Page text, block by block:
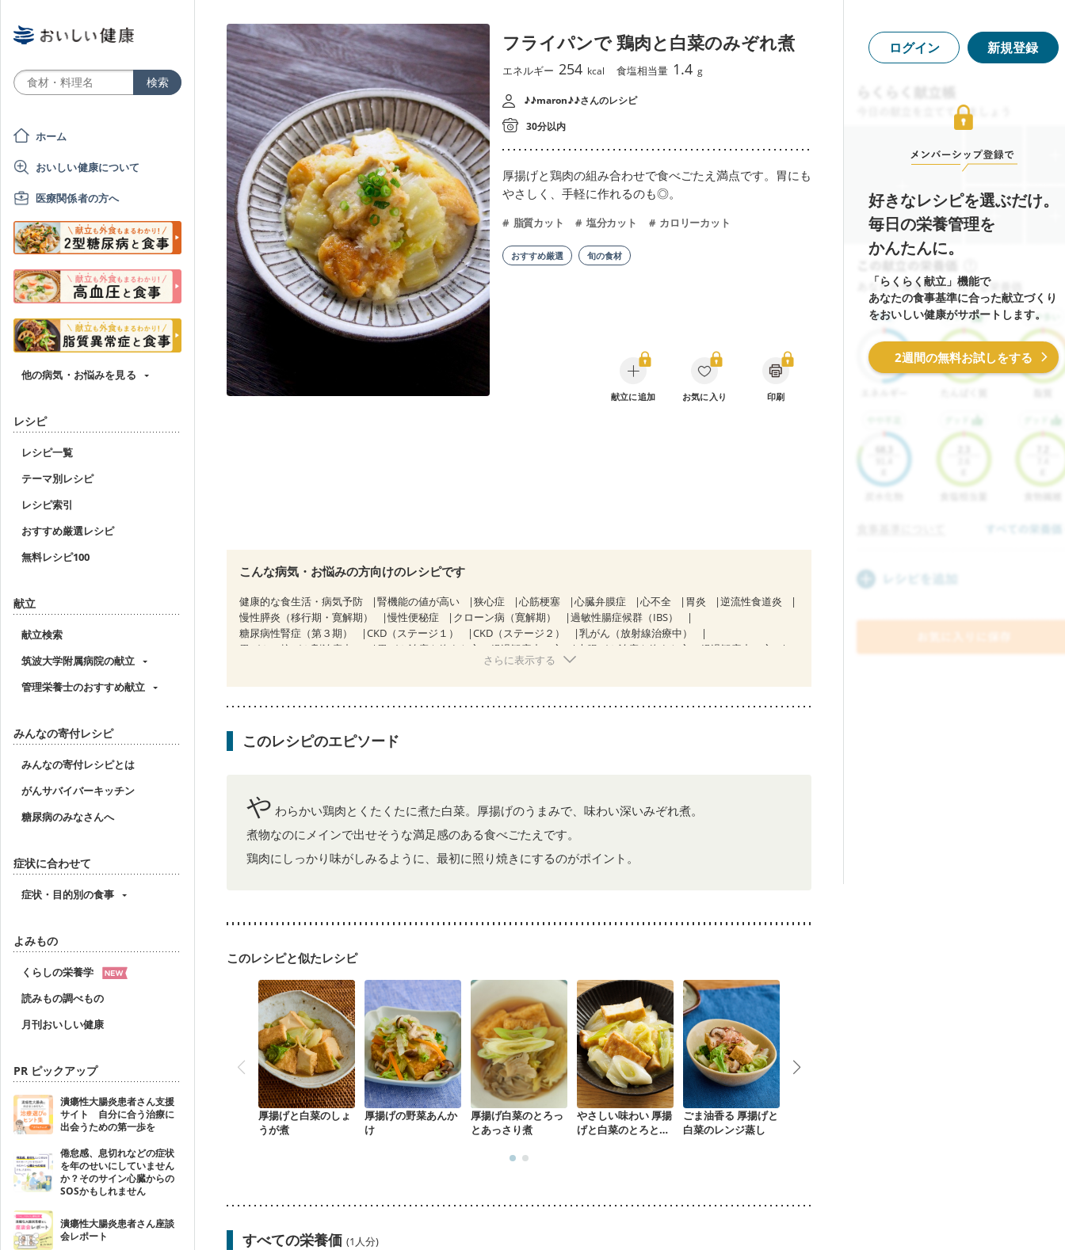
ホーム
おいしい健康について
医療関係者の方へ
他の病気・お悩みを見る
レシピ
レシピ一覧
テーマ別レシピ
レシピ索引
おすすめ厳選レシピ
無料レシピ100
献立
献立検索
筑波大学附属病院の献立
管理栄養士のおすすめ献立
みんなの寄付レシピ
みんなの寄付レシピとは
がんサバイバーキッチン
糖尿病のみなさんへ
症状に合わせて
症状・目的別の食事
よみもの
くらしの栄養学
読みもの調べもの
月刊おいしい健康
PR ピックアップ
潰瘍性大腸炎患者さん支援
サイト 自分に合う治療に
出会うための第一歩を
倦怠感、息切れなどの症状
を年のせいにしていません
か？そのサイン心臓からの
SOSかもしれません
潰瘍性大腸炎患者さん座談
会レポート
フライパンで 鶏肉と白菜のみぞれ煮
エネルギー 254 kcal 食塩相当量 1.4 g
♪♪maron♪♪さんのレシピ
30分以内
厚揚げと鶏肉の組み合わせで食べごたえ満点です。胃にも
やさしく、手軽に作れるのも◎。
脂質カット 塩分カット カロリーカット
おすすめ厳選 旬の食材
献立に追加 お気に入り 印刷
こんな病気・お悩みの方向けのレシピです
健康的な食生活・病気予防 腎機能の値が高い 狭心症 心筋梗塞 心臓弁膜症 心不全 胃炎
逆流性食道炎
慢性膵炎（移行期・寛解期）
慢性便秘症 クローン病（寛解期）
過敏性腸症候群（IBS）
糖尿病性腎症（第３期）
CKD（ステージ１） CKD（ステージ２）
乳がん（放射線治療中）
胃がん（抗がん剤治療中）
胃がん治療を終えた方・経過観察中の方
大腸がん治療を終えた方・経過観察中の方
大腸がん（放射線治療中） 飲み込みにくい
さらに表示する
このレシピのエピソード
や わらかい鶏肉とくたくたに煮た白菜。厚揚げのうまみで、味わい深いみぞれ煮。
煮物なのにメインで出せそうな満足感のある食べごたえです。
鶏肉にしっかり味がしみるように、最初に照り焼きにするのがポイント。
このレシピと似たレシピ
厚揚げと白菜のしょ
うが煮
厚揚げの野菜あんか
け
厚揚げ白菜のとろっ
とあっさり煮
やさしい味わい 厚揚
げと白菜のとろとろ
ごま油香る 厚揚げと
白菜のレンジ蒸し
すべての栄養価 (1人分)
ログイン 新規登録
好きなレシピを選ぶだけ。
毎日の栄養管理を
かんたんに。
「らくらく献立」機能で
あなたの食事基準に合った献立づくり
をおいしい健康がサポートします。
2週間の無料お試しをする